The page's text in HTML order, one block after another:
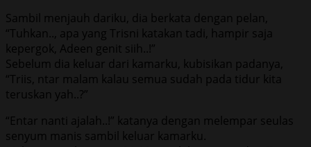
Sambil menjauh dariku, dia berkata dengan pelan,
“Tuhkan.., apa yang Trisni katakan tadi, hampir saja
kepergok, Adeen genit siih..!”
Sebelum dia keluar dari kamarku, kubisikan padanya,
“Triis, ntar malam kalau semua sudah pada tidur kita
teruskan yah..?”
“Entar nanti ajalah..!” katanya dengan melempar seulas
senyum manis sambil keluar kamarku.